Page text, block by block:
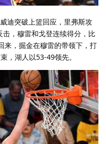
迪突破上篮回应，里弗斯攻
，穆雷和戈登连续得分，比
来，掘金在穆雷的带领下，打
，湖人以53-49领先。